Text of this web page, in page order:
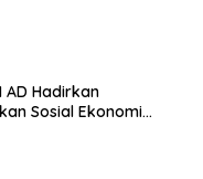
AD Hadirkan
Sosial Ekonomi